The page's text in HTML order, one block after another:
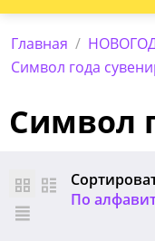
Главная /
Символ года
Символ
По